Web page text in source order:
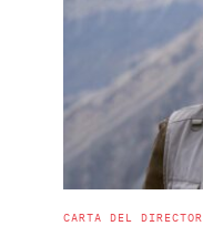
CARTA DEL DIRECTOR